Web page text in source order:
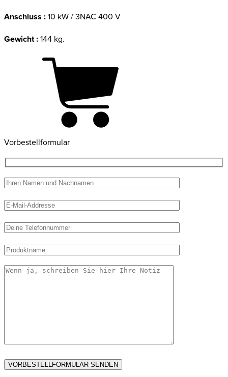
Anschluss : 10 kW / 3NAC 400 V
Gewicht : 144 kg.
Vorbestellformular